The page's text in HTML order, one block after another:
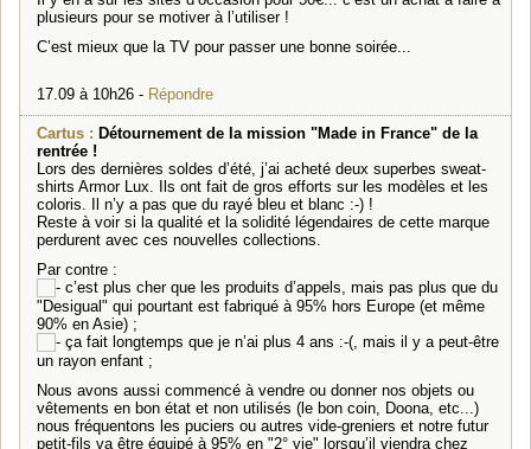
plusieurs pour se motiver à l’utiliser !
C’est mieux que la TV pour passer une bonne soirée...
17.09 à 10h26 - Répondre
Cartus : Détournement de la mission "Made in France" de la
rentrée !
Lors des dernières soldes d’été, j’ai acheté deux superbes sweat-
shirts Armor Lux. Ils ont fait de gros efforts sur les modèles et les
coloris. Il n’y a pas que du rayé bleu et blanc :-) !
Reste à voir si la qualité et la solidité légendaires de cette marque
perdurent avec ces nouvelles collections.
Par contre :
c’est plus cher que les produits d’appels, mais pas plus que du
"Desigual" qui pourtant est fabriqué à 95% hors Europe (et même
90% en Asie) ;
ça fait longtemps que je n’ai plus 4 ans :-(, mais il y a peut-être
un rayon enfant ;
Nous avons aussi commencé à vendre ou donner nos objets ou
vêtements en bon état et non utilisés (le bon coin, Doona, etc...)
nous fréquentons les puciers ou autres vide-greniers et notre futur
petit-fils va être équipé à 95% en "2° vie" lorsqu’il viendra chez